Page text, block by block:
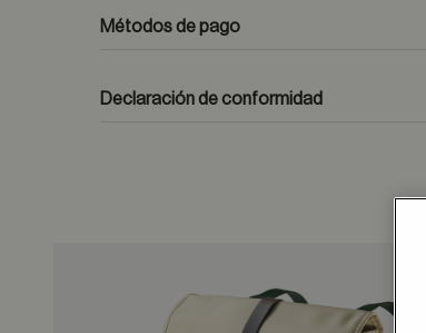
formulario de contacto
Métodos de pago
Declaración de conformidad